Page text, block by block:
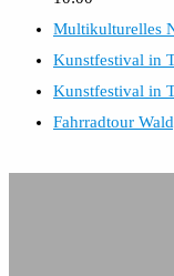
Multikulturelles
Kunstfestival in
Kunstfestival in
Fahrradtour